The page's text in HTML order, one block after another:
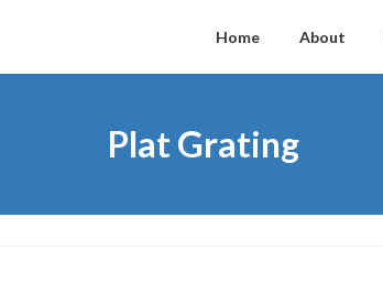
Home About
Plat Grating